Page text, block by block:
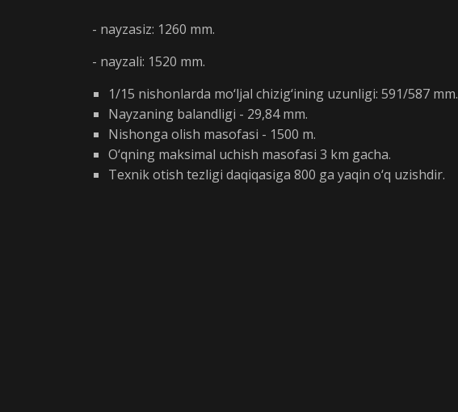
- nayzasiz: 1260 mm.
- nayzali: 1520 mm.
1/15 nishonlarda mo‘ljal chizig‘ining uzunligi: 591/587 mm.
Nayzaning balandligi - 29,84 mm.
Nishonga olish masofasi - 1500 m.
O‘qning maksimal uchish masofasi 3 km gacha.
Texnik otish tezligi daqiqasiga 800 ga yaqin o‘q uzishdir.